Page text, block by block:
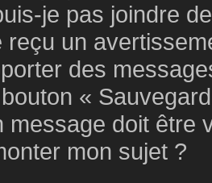
je pas joindre
reçu un
des
«
message doit être
mon sujet ?